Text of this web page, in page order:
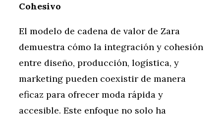
Cohesivo
El modelo de cadena de valor de Zara
demuestra cómo la integración y cohesión
entre diseño, producción, logística, y
marketing pueden coexistir de manera
eficaz para ofrecer moda rápida y
accesible. Este enfoque no solo ha